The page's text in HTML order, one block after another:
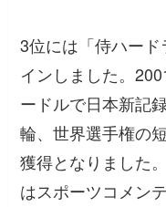
3位には「侍ハー
インしました。
ードルで日本新記
輪、世界選手権の
獲得となりました
はスポーツコメン